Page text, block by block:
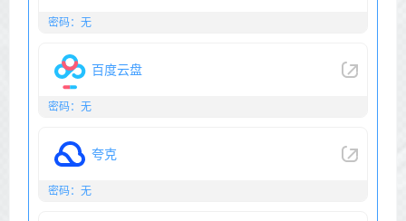
密码：无
百度云盘
密码：无
夸克
密码：无